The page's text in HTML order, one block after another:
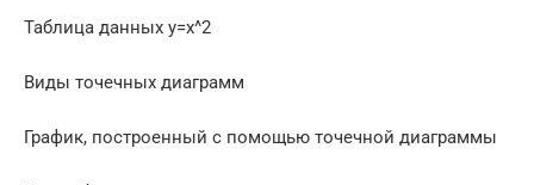
Таблица данных y=x^2
Виды точечных диаграмм
График, построенный с помощью точечной диаграммы